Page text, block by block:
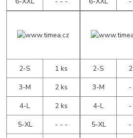
2-S
1 ks
3-M
2 ks
4-L
2 ks
5-XL
- - -
2-S
3-M
4-L
5-XL